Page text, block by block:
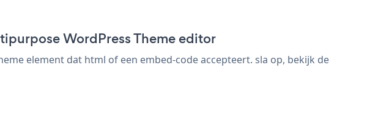
WordPress Theme editor
element dat html of een embed-code accepteert. sla op, bekijk de